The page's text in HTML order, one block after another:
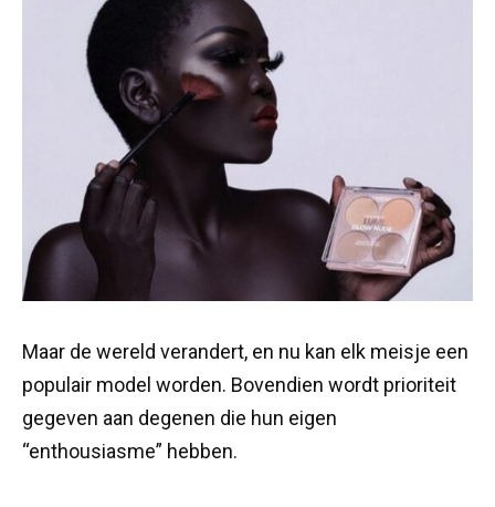
Maar de wereld verandert, en nu kan elk meisje een
populair model worden. Bovendien wordt prioriteit
gegeven aan degenen die hun eigen
“enthousiasme” hebben.